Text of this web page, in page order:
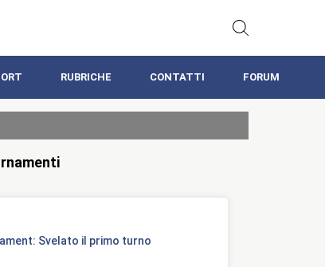
RUBRICHE CONTATTI FORUM
Svelato il primo turno